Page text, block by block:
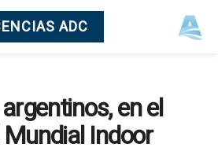
ADC
en el
Indoor